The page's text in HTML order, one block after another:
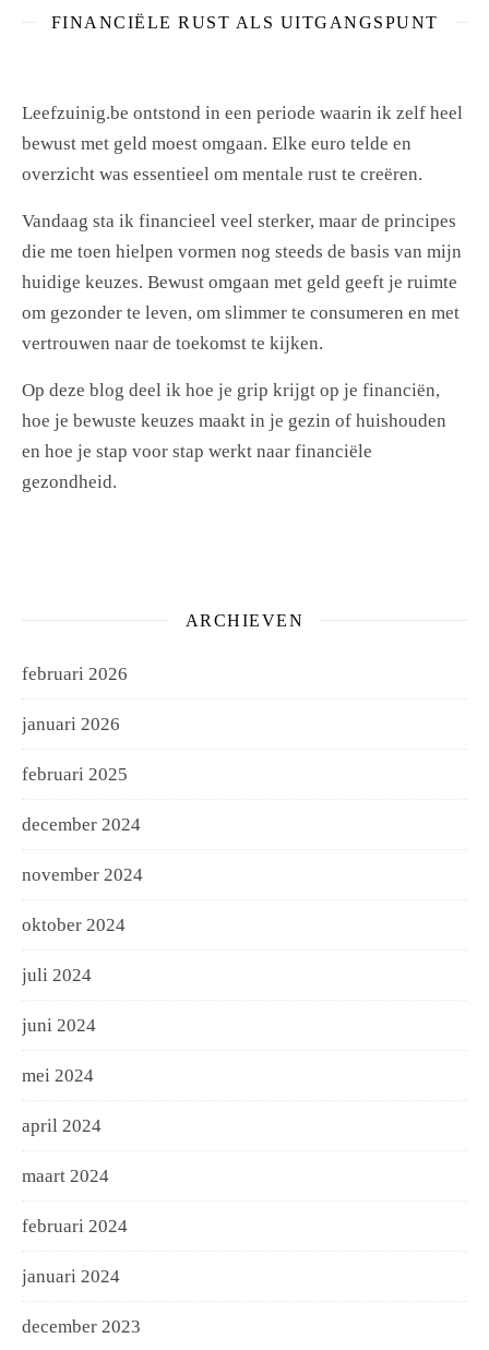
FINANCIËLE RUST ALS UITGANGSPUNT
Leefzuinig.be ontstond in een periode waarin ik zelf heel
bewust met geld moest omgaan. Elke euro telde en
overzicht was essentieel om mentale rust te creëren.
Vandaag sta ik financieel veel sterker, maar de principes
die me toen hielpen vormen nog steeds de basis van mijn
huidige keuzes. Bewust omgaan met geld geeft je ruimte
om gezonder te leven, om slimmer te consumeren en met
vertrouwen naar de toekomst te kijken.
Op deze blog deel ik hoe je grip krijgt op je financiën,
hoe je bewuste keuzes maakt in je gezin of huishouden
en hoe je stap voor stap werkt naar financiële
gezondheid.
ARCHIEVEN
februari 2026
januari 2026
februari 2025
december 2024
november 2024
oktober 2024
juli 2024
juni 2024
mei 2024
april 2024
maart 2024
februari 2024
januari 2024
december 2023